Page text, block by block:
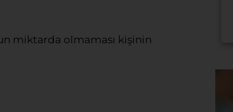
miktarda olmaması kişinin